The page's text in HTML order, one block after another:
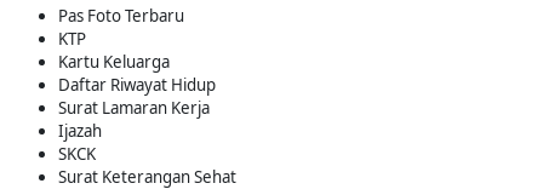
Pas Foto Terbaru
KTP
Kartu Keluarga
Daftar Riwayat Hidup
Surat Lamaran Kerja
Ijazah
SKCK
Surat Keterangan Sehat